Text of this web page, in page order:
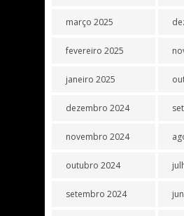
março 2025
fevereiro 2025
janeiro 2025
dezembro 2024
novembro 2024
outubro 2024
setembro 2024